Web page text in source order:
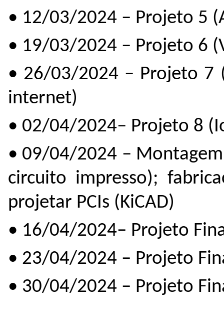
• 12/03/2024 – Projeto 5
• 19/03/2024 – Projeto 6
• 26/03/2024 – Projeto 7
internet)
• 02/04/2024– Projeto 8
• 09/04/2024 – Montagem
circuito impresso);
projetar PCIs (KiCAD)
• 16/04/2024– Projeto
• 23/04/2024 – Projeto
• 30/04/2024 – Projeto